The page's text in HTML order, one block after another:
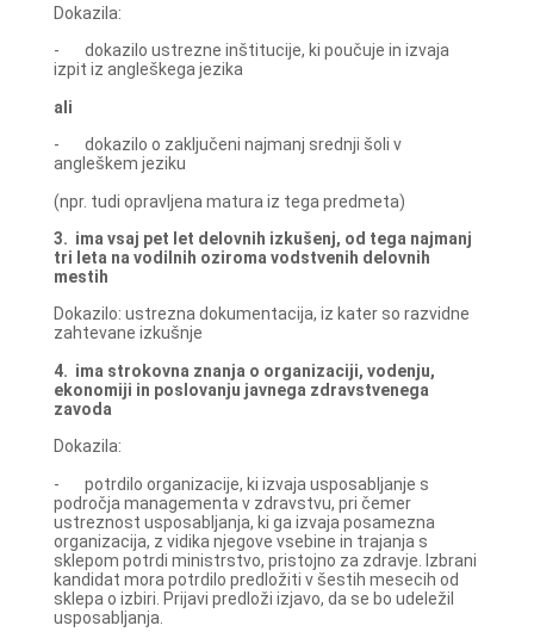
Dokazila:
- dokazilo ustrezne inštitucije, ki poučuje in izvaja
izpit iz angleškega jezika
ali
- dokazilo o zaključeni najmanj srednji šoli v
angleškem jeziku
(npr. tudi opravljena matura iz tega predmeta)
3. ima vsaj pet let delovnih izkušenj, od tega najmanj
tri leta na vodilnih oziroma vodstvenih delovnih
mestih
Dokazilo: ustrezna dokumentacija, iz kater so razvidne
zahtevane izkušnje
4. ima strokovna znanja o organizaciji, vodenju,
ekonomiji in poslovanju javnega zdravstvenega
zavoda
Dokazila:
- potrdilo organizacije, ki izvaja usposabljanje s
področja managementa v zdravstvu, pri čemer
ustreznost usposabljanja, ki ga izvaja posamezna
organizacija, z vidika njegove vsebine in trajanja s
sklepom potrdi ministrstvo, pristojno za zdravje. Izbrani
kandidat mora potrdilo predložiti v šestih mesecih od
sklepa o izbiri. Prijavi predloži izjavo, da se bo udeležil
usposabljanja.